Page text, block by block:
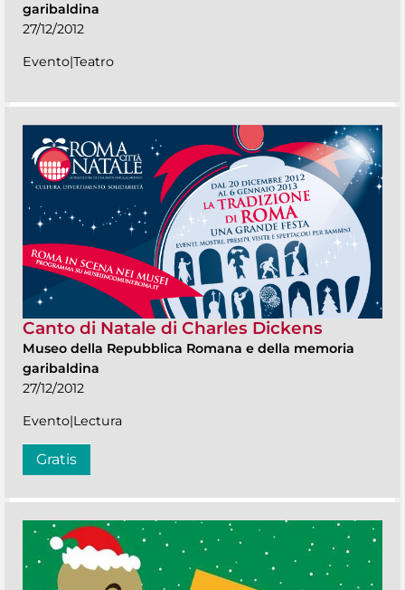
garibaldina
27/12/2012
Evento|Teatro
Canto di Natale di Charles Dickens
Museo della Repubblica Romana e della memoria
garibaldina
27/12/2012
Evento|Lectura
Gratis